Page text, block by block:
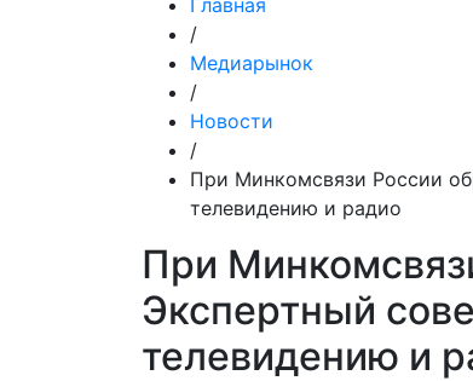
Главная
/
Медиарынок
/
Новости
/
При Минкомсвязи России
телевидению и радио
При
Экспертный
телевидению и